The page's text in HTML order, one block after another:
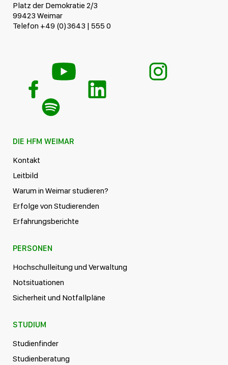
Platz der Demokratie 2/3
99423 Weimar
Telefon +49 (0)3643 | 555 0
DIE HFM WEIMAR
Kontakt
Leitbild
Warum in Weimar studieren?
Erfolge von Studierenden
Erfahrungsberichte
PERSONEN
Hochschulleitung und Verwaltung
Notsituationen
Sicherheit und Notfallpläne
STUDIUM
Studienfinder
Studienberatung